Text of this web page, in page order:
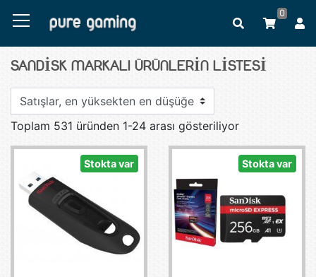
0
SANDISK MARKALI ÜRÜNLERIN LISTESI
Toplam 531 üründen 1-24 arası gösteriliyor
Stokta var Stokta var